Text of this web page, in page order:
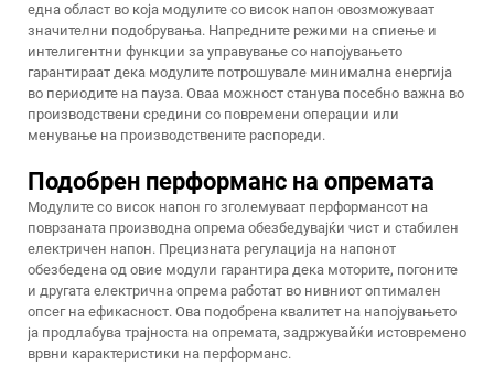
една област во која модулите со висок напон овозможуваат
значителни подобрувања. Напредните режими на спиење и
интелигентни функции за управување со напојувањето
гарантираат дека модулите потрошувале минимална енергија
во периодите на пауза. Оваа можност станува посебно важна во
производствени средини со повремени операции или
менување на производствените распореди.
Подобрен перформанс на опремата
Модулите со висок напон го зголемуваат перформансот на
поврзаната производна опрема обезбедувајќи чист и стабилен
електричен напон. Прецизната регулација на напонот
обезбедена од овие модули гарантира дека моторите, погоните
и другата електрична опрема работат во нивниот оптимален
опсег на ефикасност. Ова подобрена квалитет на напојувањето
ја продлабува трајноста на опремата, задржувайќи истовремено
врвни карактеристики на перформанс.